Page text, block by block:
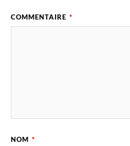
COMMENTAIRE *
NOM *